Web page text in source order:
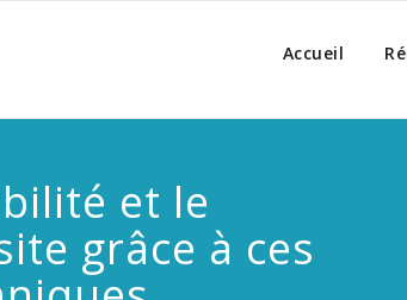
web-seo.fr
Accueil
et le
grâce à ces